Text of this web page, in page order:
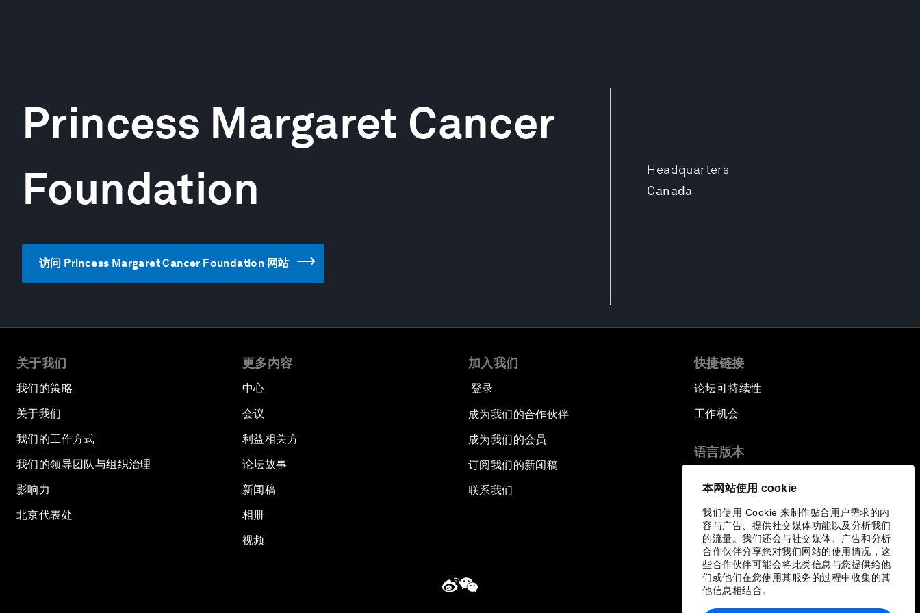
本网站使用 cookie
我们使用 Cookie 来制作贴合用户需求的内
容与广告、提供社交媒体功能以及分析我们
的流量。我们还会与社交媒体、广告和分析
合作伙伴分享您对我们网站的使用情况，这
些合作伙伴可能会将此类信息与您提供给他
们或他们在您使用其服务的过程中收集的其
他信息相结合。
Headquarters
Canada
Princess Margaret Cancer
Foundation
访问 Princess Margaret Cancer Foundation 网站
关于我们
我们的策略
关于我们
我们的工作方式
我们的领导团队与组织治理
影响力
北京代表处
更多内容
中心
会议
利益相关方
论坛故事
新闻稿
相册
视频
加入我们
登录
成为我们的合作伙伴
成为我们的会员
订阅我们的新闻稿
联系我们
快捷链接
论坛可持续性
工作机会
语言版本